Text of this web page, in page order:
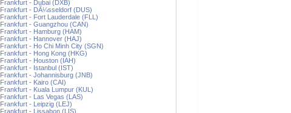
Frankfurt - Dubai (DXB)
Frankfurt - DÃ¼sseldorf (DUS)
Frankfurt - Fort Lauderdale (FLL)
Frankfurt - Guangzhou (CAN)
Frankfurt - Hamburg (HAM)
Frankfurt - Hannover (HAJ)
Frankfurt - Ho Chi Minh City (SGN)
Frankfurt - Hong Kong (HKG)
Frankfurt - Houston (IAH)
Frankfurt - Istanbul (IST)
Frankfurt - Johannisburg (JNB)
Frankfurt - Kairo (CAI)
Frankfurt - Kuala Lumpur (KUL)
Frankfurt - Las Vegas (LAS)
Frankfurt - Leipzig (LEJ)
Frankfurt - Lissabon (LIS)